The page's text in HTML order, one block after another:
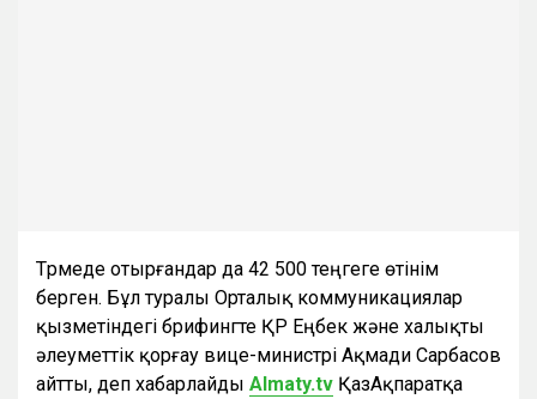
Түрмеде отырғандар да 42 500 теңгеге өтінім
берген. Бұл туралы Орталық коммуникациялар
қызметіндегі брифингте ҚР Еңбек және халықты
әлеуметтік қорғау вице-министрі Ақмади Сарбасов
айтты, деп хабарлайды Almaty.tv ҚазАқпаратқа